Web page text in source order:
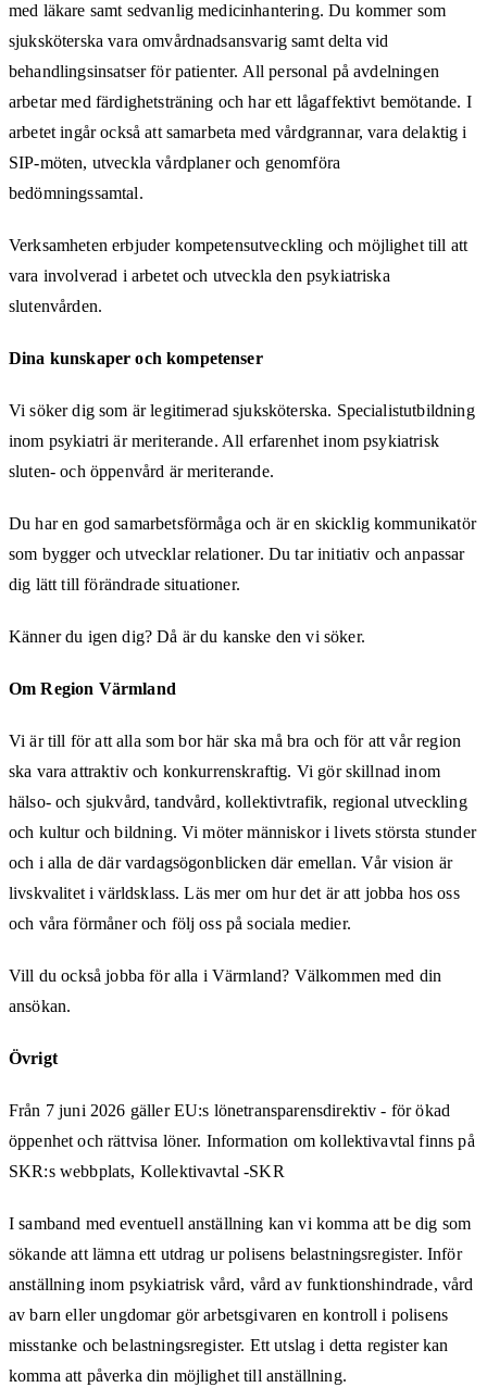
med läkare samt sedvanlig medicinhantering. Du kommer som
sjuksköterska vara omvårdnadsansvarig samt delta vid
behandlingsinsatser för patienter. All personal på avdelningen
arbetar med färdighetsträning och har ett lågaffektivt bemötande. I
arbetet ingår också att samarbeta med vårdgrannar, vara delaktig i
SIP-möten, utveckla vårdplaner och genomföra
bedömningssamtal.
Verksamheten erbjuder kompetensutveckling och möjlighet till att
vara involverad i arbetet och utveckla den psykiatriska
slutenvården.
Dina kunskaper och kompetenser
Vi söker dig som är legitimerad sjuksköterska. Specialistutbildning
inom psykiatri är meriterande. All erfarenhet inom psykiatrisk
sluten- och öppenvård är meriterande.
Du har en god samarbetsförmåga och är en skicklig kommunikatör
som bygger och utvecklar relationer. Du tar initiativ och anpassar
dig lätt till förändrade situationer.
Känner du igen dig? Då är du kanske den vi söker.
Om Region Värmland
Vi är till för att alla som bor här ska må bra och för att vår region
ska vara attraktiv och konkurrenskraftig. Vi gör skillnad inom
hälso- och sjukvård, tandvård, kollektivtrafik, regional utveckling
och kultur och bildning. Vi möter människor i livets största stunder
och i alla de där vardagsögonblicken där emellan. Vår vision är
livskvalitet i världsklass. Läs mer om hur det är att jobba hos oss
och våra förmåner och följ oss på sociala medier.
Vill du också jobba för alla i Värmland? Välkommen med din
ansökan.
Övrigt
Från 7 juni 2026 gäller EU:s lönetransparensdirektiv - för ökad
öppenhet och rättvisa löner. Information om kollektivavtal finns på
SKR:s webbplats, Kollektivavtal -SKR
I samband med eventuell anställning kan vi komma att be dig som
sökande att lämna ett utdrag ur polisens belastningsregister. Inför
anställning inom psykiatrisk vård, vård av funktionshindrade, vård
av barn eller ungdomar gör arbetsgivaren en kontroll i polisens
misstanke och belastningsregister. Ett utslag i detta register kan
komma att påverka din möjlighet till anställning.